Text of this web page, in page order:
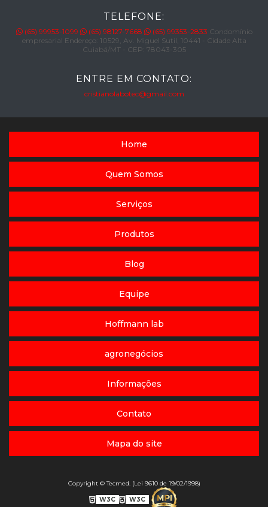
TELEFONE:
(65) 99953-1099 (65) 98127-7668 (65) 99353-2833 Condomínio
empresarial Endereço: 10529, Av. Miguel Sutil, 10441 - Cidade Alta
Cuiabá/MT - CEP: 78043-305
ENTRE EM CONTATO:
cristianolabotec@gmail.com
Home
Quem Somos
Serviços
Produtos
Blog
Equipe
Hoffmann lab
agronegócios
Informações
Contato
Mapa do site
Copyright © Tecmed. (Lei 9610 de 19/02/1998)
W3C W3C